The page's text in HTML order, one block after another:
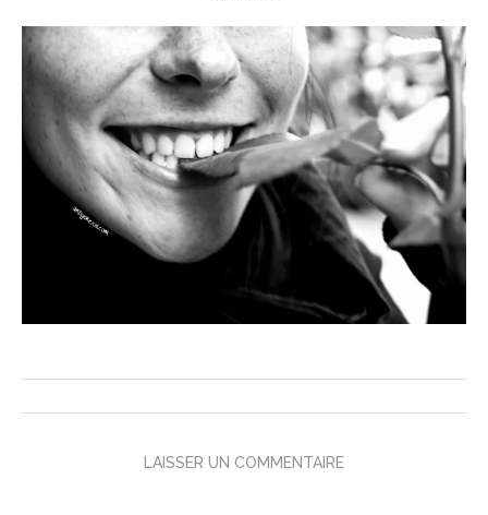
LAISSER UN COMMENTAIRE